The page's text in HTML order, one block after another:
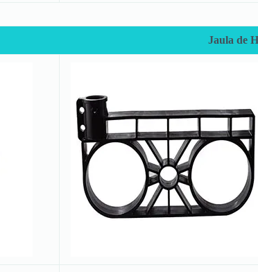
Jaula de